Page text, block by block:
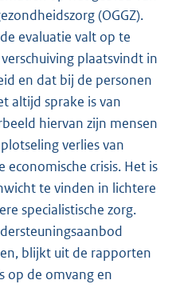
(OGGZ).
evaluatie valt op te
plaatsvindt in
en dat bij de personen
altijd sprake is van
hiervan zijn mensen
verlies van
economische crisis. Het is
te vinden in lichtere
specialistische zorg.
blijkt uit de rapporten
op de omvang en